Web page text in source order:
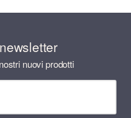
nuovi prodotti